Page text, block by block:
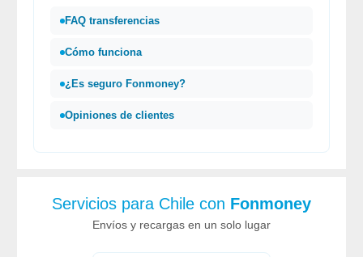
FAQ transferencias
Cómo funciona
¿Es seguro Fonmoney?
Opiniones de clientes
Servicios para Chile con Fonmoney
Envíos y recargas en un solo lugar